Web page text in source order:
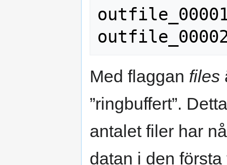
Med flaggan files
”ringbuffert”.
antalet filer har
datan i den